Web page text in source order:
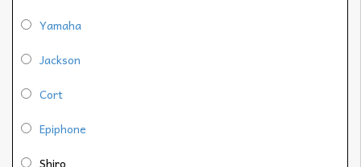
Yamaha
Jackson
Cort
Epiphone
Shiro